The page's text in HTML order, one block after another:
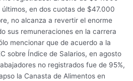
en dos cuotas de $47.000
no alcanza a revertir el enorme
sus remuneraciones en la carrera
mencionar que de acuerdo a la
sobre Índice de Salarios, en agosto
no registrados fue de 95%,
la Canasta de Alimentos en